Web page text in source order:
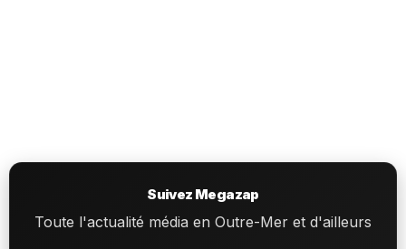
Suivez Megazap
Toute l'actualité média en Outre-Mer et d'ailleurs